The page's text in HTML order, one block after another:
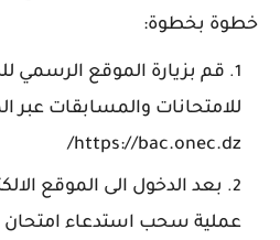
خطوة بخطوة:
قم بزيارة الموقع الرسمي
للامتحانات والمسابقات عبر
https://bac.onec.dz/
بعد الدخول الى الموقع
عملية سحب استدعاء امتحان